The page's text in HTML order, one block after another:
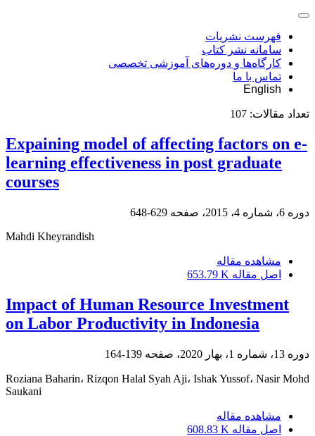
فهرست نشریات
سامانه نشر کتاب
کارگاه‌ها و دوره‌های آموزشی تخصصی
تماس با ما
English
تعداد مقالات: 107
Expaining model of affecting factors on e-
learning effectiveness in post graduate
courses
دوره 6، شماره 4، 2015، صفحه
629-648
Mahdi Kheyrandish
مشاهده مقاله
اصل مقاله 653.79 K
Impact of Human Resource Investment
on Labor Productivity in Indonesia
دوره 13، شماره 1، بهار 2020، صفحه 139-164
Roziana Baharin، Rizqon Halal Syah Aji، Ishak Yussof، Nasir Mohd
Saukani
مشاهده مقاله
اصل مقاله 608.83 K